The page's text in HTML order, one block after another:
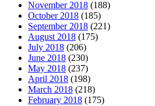
November 2018 (188)
October 2018 (185)
September 2018 (221)
August 2018 (175)
July 2018 (206)
June 2018 (230)
May 2018 (237)
April 2018 (198)
March 2018 (218)
February 2018 (175)